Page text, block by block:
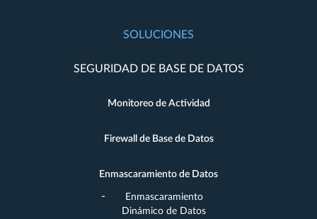
SOLUCIONES
SEGURIDAD DE BASE DE DATOS
Monitoreo de Actividad
Firewall de Base de Datos
Enmascaramiento de Datos
Enmascaramiento
Dinámico de Datos